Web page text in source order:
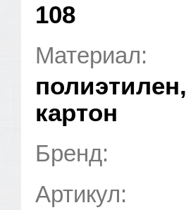
108
Материал:
полиэтилен,
картон
Бренд:
Артикул: